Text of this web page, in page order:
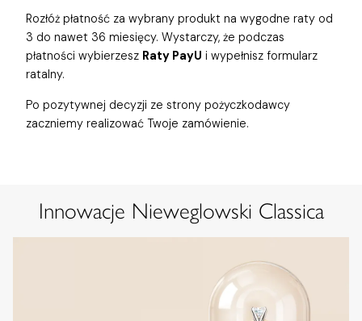
Rozłóż płatność za wybrany produkt na wygodne raty od
3 do nawet 36 miesięcy. Wystarczy, że podczas
płatności wybierzesz Raty PayU i wypełnisz formularz
ratalny.
Po pozytywnej decyzji ze strony pożyczkodawcy
zaczniemy realizować Twoje zamówienie.
Innowacje Nieweglowski Classica